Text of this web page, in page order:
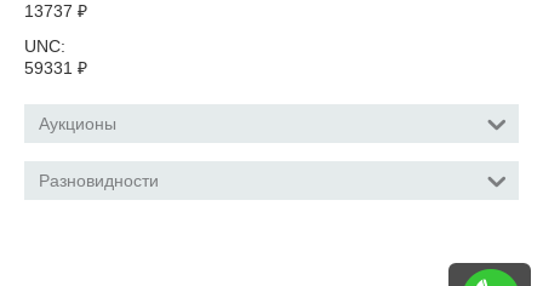
13737 ₽
UNC:
59331 ₽
Аукционы
Разновидности